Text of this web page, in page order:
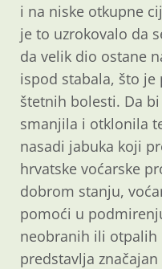
i na niske otkupne
je to uzrokovalo da
da velik dio ostane
ispod stabala, što
štetnih bolesti. Da
smanjila i otklonila
nasadi jabuka koji
hrvatske voćarske
dobrom stanju,
pomoći u
neobranih ili otpalih
predstavlja